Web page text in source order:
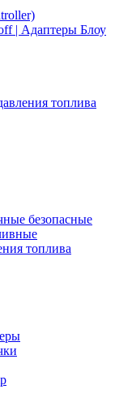
| Адаптеры Блоу
топлива
безопасные
топлива